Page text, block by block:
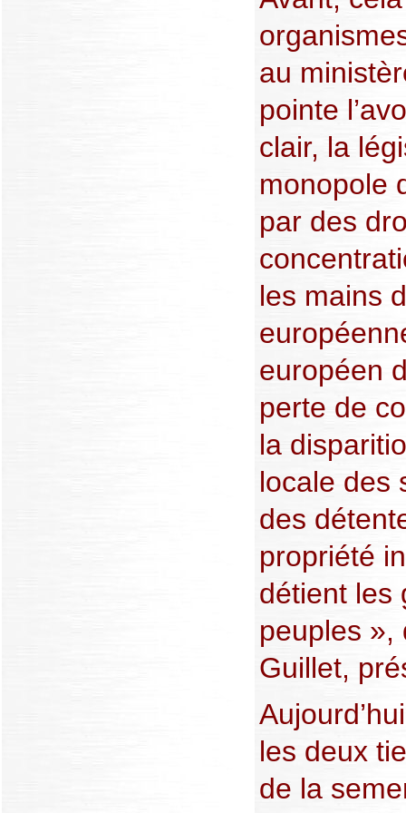
au
pointe
clair, la
monopole
par des
les mains
européen
perte de
la
locale des
des
propriété
détient les
peuples »,
Guillet,
les deux
de la